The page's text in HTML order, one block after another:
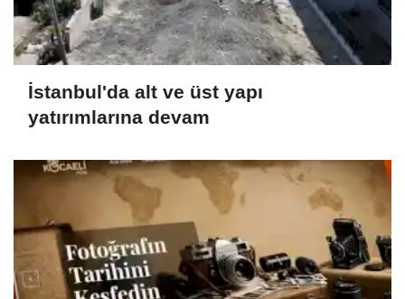
İstanbul'da alt ve üst yapı
yatırımlarına devam